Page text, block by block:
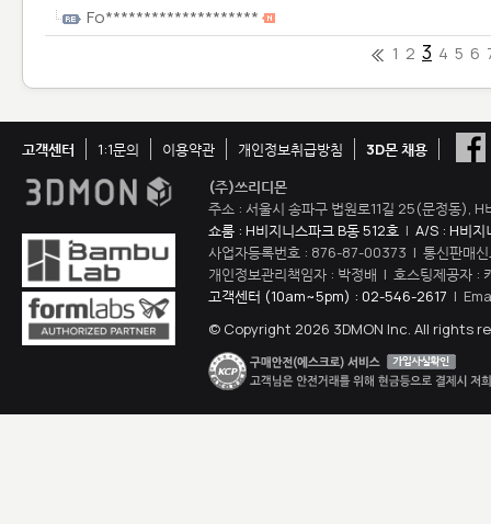
Fo********************
1 2 3 4 5 6
고객센터 1:1문의 이용약관 개인정보취급방침
3D몬 채용
(주)쓰리디몬
주소 : 서울시 송파구 법원로11길 25(문정동),
쇼룸 : H비지니스파크 B동 512호 | A/S : H비지
사업자등록번호 : 876-87-00373 | 통신판매
개인정보관리책임자 : 박정배 | 호스팅제공자 :
고객센터 (10am~5pm) : 02-546-2617 |
© Copyright 2026 3DMON Inc. All rights